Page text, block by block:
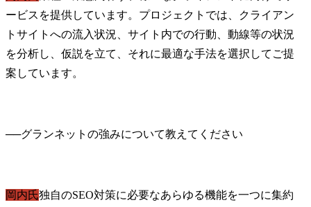
ービスを提供しています。プロジェクトでは、クライアン
トサイトへの流入状況、サイト内での行動、動線等の状況
を分析し、仮説を立て、それに最適な手法を選択してご提
案しています。
──
岡内氏独自のSEO対策に必要なあらゆる機能を一つに集約